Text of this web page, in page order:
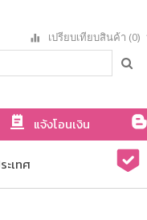
เปรียบเทียบสินค้า (0)
แจ้งโอนเงิน
เทศ